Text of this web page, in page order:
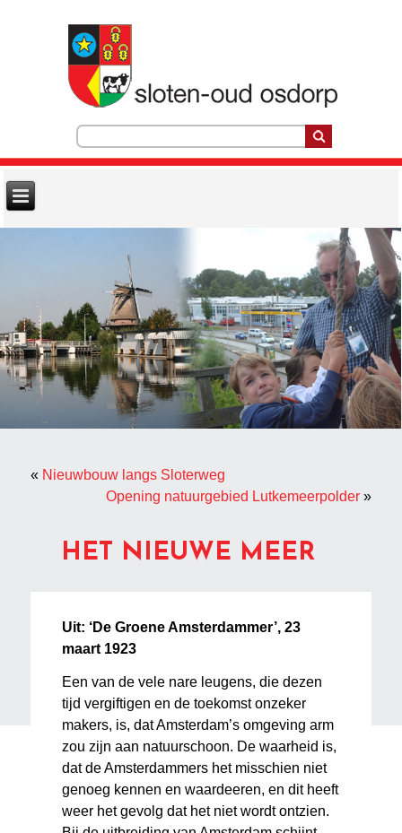
« Nieuwbouw langs Sloterweg
Opening natuurgebied Lutkemeerpolder»
HET NIEUWE MEER
Uit: ‘De Groene Amsterdammer’, 23
maart 1923
Een van de vele nare leugens, die dezen
tijd vergiftigen en de toekomst onzeker
makers, is, dat Amsterdam’s omgeving arm
zou zijn aan natuurschoon. De waarheid is,
dat de Amsterdammers het misschien niet
genoeg kennen en waardeeren, en dit heeft
weer het gevolg dat het niet wordt ontzien.